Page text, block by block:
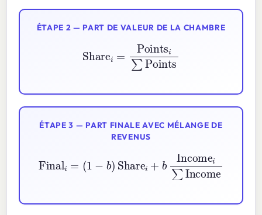
ÉTAPE 2 — PART DE VALEUR DE LA CHAMBRE
Pointsi∑Points
ÉTAPE 3 — PART FINALE AVEC MÉLANGE DE
REVENUS
Income